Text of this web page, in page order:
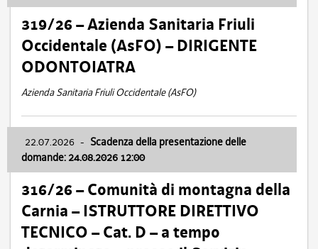
319/26 – Azienda Sanitaria Friuli
Occidentale (AsFO) – DIRIGENTE
ODONTOIATRA
Azienda Sanitaria Friuli Occidentale (AsFO)
22.07.2026 - Scadenza della presentazione delle
domande: 24.08.2026 12:00
316/26 – Comunità di montagna della
Carnia – ISTRUTTORE DIRETTIVO
TECNICO – Cat. D – a tempo